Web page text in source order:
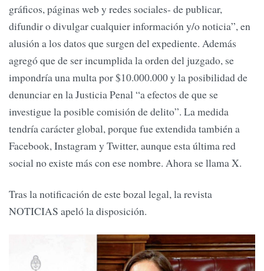
gráficos, páginas web y redes sociales- de publicar,
difundir o divulgar cualquier información y/o noticia”, en
alusión a los datos que surgen del expediente. Además
agregó que de ser incumplida la orden del juzgado, se
impondría una multa por $10.000.000 y la posibilidad de
denunciar en la Justicia Penal “a efectos de que se
investigue la posible comisión de delito”. La medida
tendría carácter global, porque fue extendida también a
Facebook, Instagram y Twitter, aunque esta última red
social no existe más con ese nombre. Ahora se llama X.
Tras la notificación de este bozal legal, la revista
NOTICIAS apeló la disposición.